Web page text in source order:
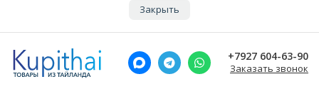
Закрыть
+7927 604-63-90
Заказать звонок